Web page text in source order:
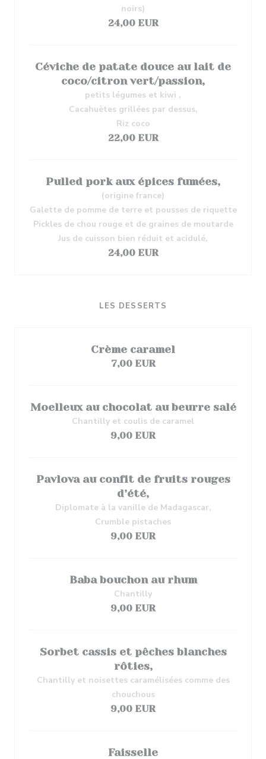
noirs)
24,00 EUR
Céviche de patate douce au lait de
coco/citron vert/passion,
petits légumes et kiwi ,
Cacahuètes grillées par dessus,
Riz coco
22,00 EUR
Pulled pork aux épices fumées,
(origine france)
Galette de pomme de terre et pousses de riquette
Pickles de chou rouge et de graines de moutarde
Jus de cuisson bien réduit et acidulé,
24,00 EUR
LES DESSERTS
Crème caramel
7,00 EUR
Moelleux au chocolat au beurre salé
Chantilly et coulis de caramel
9,00 EUR
Pavlova au confit de fruits rouges
d’été,
Diplomate à la vanille de Madagascar,
Crumble pistaches
9,00 EUR
Baba bouchon au rhum
Chantilly
9,00 EUR
Sorbet cassis et pêches blanches
rôties,
Chantilly et noisettes caramélisées comme des
chouchous
9,00 EUR
Faisselle